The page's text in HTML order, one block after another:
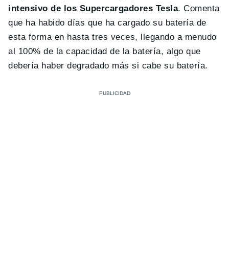
intensivo de los Supercargadores Tesla. Comenta
que ha habido días que ha cargado su batería de
esta forma en hasta tres veces, llegando a menudo
al 100% de la capacidad de la batería, algo que
debería haber degradado más si cabe su batería.